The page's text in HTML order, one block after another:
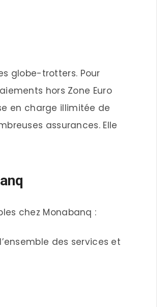
globe-trotters. Pour
hors Zone Euro
en charge illimitée de
assurances. Elle
chez Monabanq :
des services et